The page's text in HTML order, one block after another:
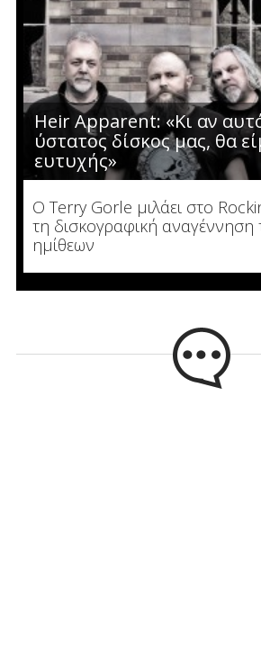
Heir Apparent: «Κι αν
ύστατος δίσκος μας, θα
ευτυχής»
Ο Terry Gorle μιλάει στο
τη δισκογραφική αναγέννηση
ημίθεων